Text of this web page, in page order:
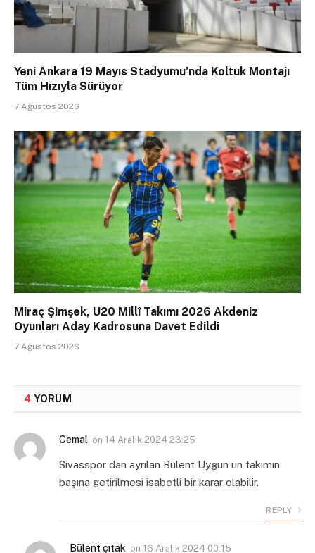
Yeni Ankara 19 Mayıs Stadyumu’nda Koltuk Montajı
Tüm Hızıyla Sürüyor
7 Ağustos 2026
Miraç Şimşek, U20 Millî Takımı 2026 Akdeniz
Oyunları Aday Kadrosuna Davet Edildi
7 Ağustos 2026
4 YORUM
Cemal on 14 Aralık 2024 23:25
Sivasspor dan ayrılan Bülent Uygun un takımın
başına getirilmesi isabetli bir karar olabilir.
REPLY
Bülent çıtak on 16 Aralık 2024 00:15